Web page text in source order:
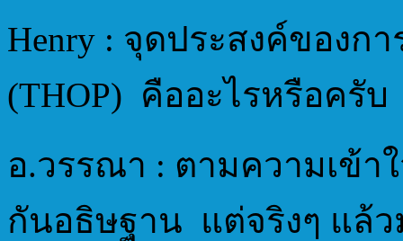
Henry : จุดประสงค์ของก
(THOP) คืออะไรหรือครับ
อ.วรรณา : ตามความเข้า
กันอธิษฐาน แต่จริงๆ แล้